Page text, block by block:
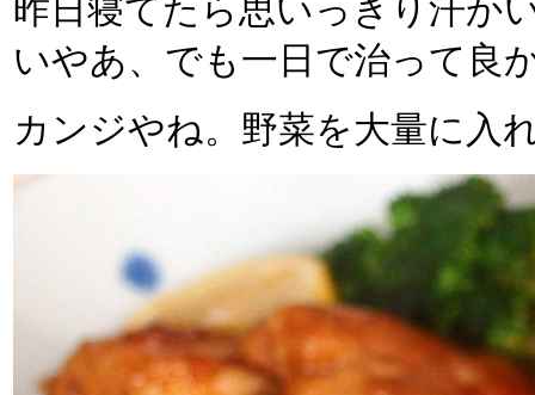
昨日寝てたら思いっきり汗か
いやあ、でも一日で治って良
カンジやね。野菜を大量に入